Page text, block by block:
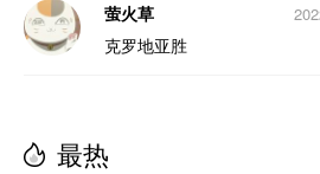
萤火草
克罗地亚胜
最热